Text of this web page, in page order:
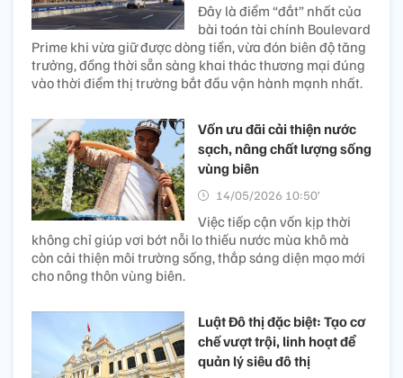
Đây là điểm “đắt” nhất của
bài toán tài chính Boulevard
Prime khi vừa giữ được dòng tiền, vừa đón biên độ tăng
trưởng, đồng thời sẵn sàng khai thác thương mại đúng
vào thời điểm thị trường bắt đầu vận hành mạnh nhất.
Vốn ưu đãi cải thiện nước
sạch, nâng chất lượng sống
vùng biên
14/05/2026 10:50’
Việc tiếp cận vốn kịp thời
không chỉ giúp vơi bớt nỗi lo thiếu nước mùa khô mà
còn cải thiện môi trường sống, thắp sáng diện mạo mới
cho nông thôn vùng biên.
Luật Đô thị đặc biệt: Tạo cơ
chế vượt trội, linh hoạt để
quản lý siêu đô thị